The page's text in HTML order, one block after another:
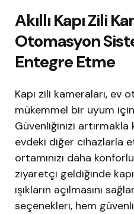
Akıllı Kapı Zili
Otomasyon
Entegre Etme
Kapı zili kameraları,
mükemmel bir uyum
Güvenliğinizi artırmakla
evdeki diğer cihazlarla
ortamınızı daha
ziyaretçi geldiğinde
ışıkların açılmasını
seçenekleri, hem